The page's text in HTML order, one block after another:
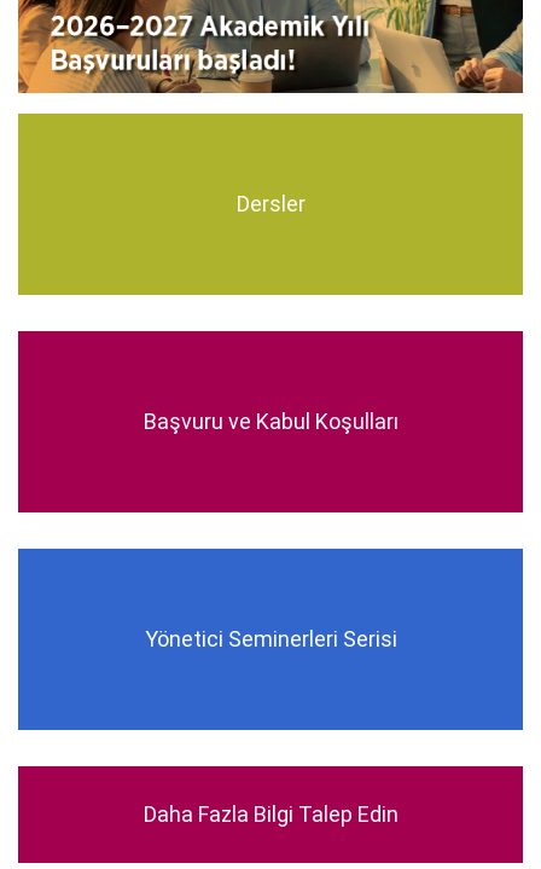
Dersler
Başvuru ve Kabul Koşulları
Yönetici Seminerleri Serisi
Daha Fazla Bilgi Talep Edin